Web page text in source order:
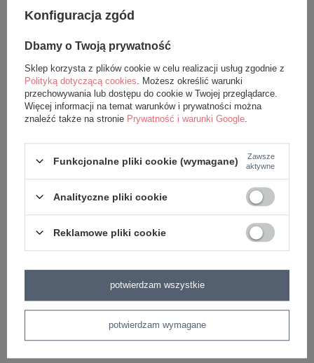
Metoo Beżowa Gwiazda XL z
personalizacją
Beżowe Serduszko Metoo z
imieniem
Metoo Beżowe Serduszko XL z
personalizacją
69,99 zł
Beżowy Miś Metoo z imieniem
Konfiguracja zgód
Dbamy o Twoją prywatność
Sklep korzysta z plików cookie w celu realizacji usług zgodnie z
Polityką dotyczącą cookies . Możesz określić warunki
przechowywania lub dostępu do cookie w Twojej przeglądarce.
Więcej informacji na temat warunków i prywatności można
znaleźć także na stronie Prywatność i warunki Google
Funkcjonalne pliki cookie (wymagane)
Zawsze
aktywne
Analityczne pliki cookie
Reklamowe pliki cookie
potwierdzam wymagane
potwierdzam wszystkie